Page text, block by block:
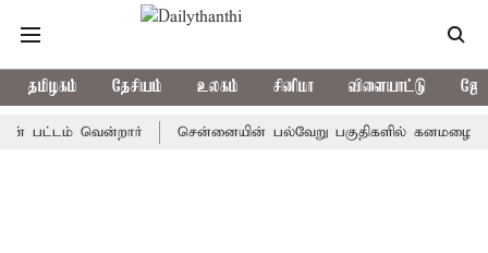
தமிழகம் தேசியம் உலகம் சினிமா விளையாட்டு
வென்றார் சென்னையின் பல்வேறு பகுதிகளில் கனமழை